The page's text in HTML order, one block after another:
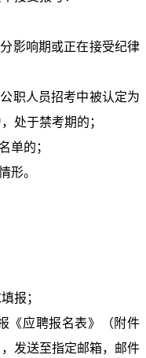
影响期或正在接受纪律
职人员招考中被认定为
处于禁考期的；
的；
形。
报；
应聘报名表》（附件
发送至指定邮箱，邮件